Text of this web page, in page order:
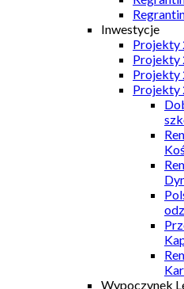
Inwestycje
Projekty
Projekty
Projekty
Projekty
Wypoczynek